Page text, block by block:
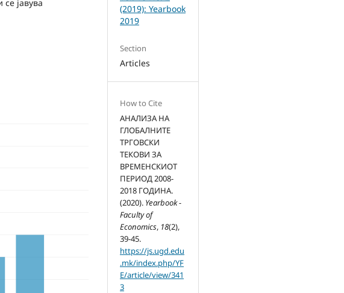
јавува
(2019): Yearbook
2019
Section
Articles
How to Cite
АНАЛИЗА НА
ГЛОБАЛНИТЕ
ТРГОВСКИ
ТЕКОВИ ЗА
ВРЕМЕНСКИОТ
ПЕРИОД 2008-
2018 ГОДИНА.
(2020). Yearbook -
Faculty of
Economics, 18(2),
39-45.
https://js.ugd.edu
.mk/index.php/YF
E/article/view/341
3